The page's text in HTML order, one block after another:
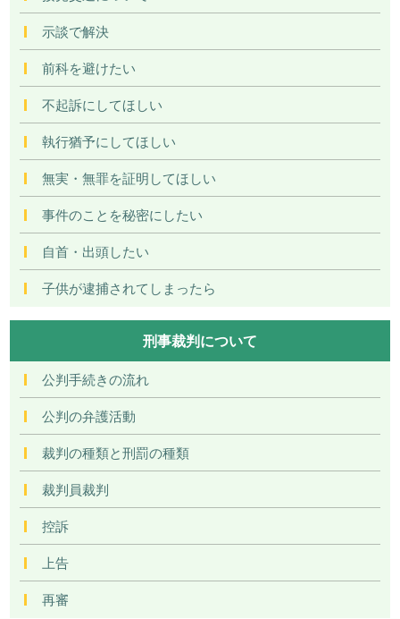
示談で解決
前科を避けたい
不起訴にしてほしい
執行猶予にしてほしい
無実・無罪を証明してほしい
事件のことを秘密にしたい
自首・出頭したい
子供が逮捕されてしまったら
刑事裁判について
公判手続きの流れ
公判の弁護活動
裁判の種類と刑罰の種類
裁判員裁判
控訴
上告
再審